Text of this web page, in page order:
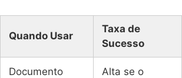
Quando Usar
Taxa de
Sucesso
Documento
Alta se o